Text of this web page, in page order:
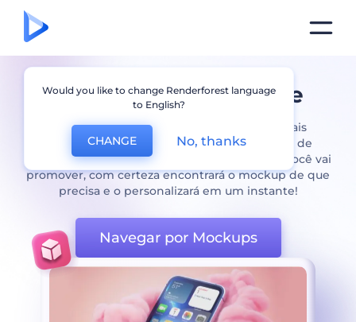
Mockup Gratis Online
Tenha acesso aos modelos de mockups mais
fotorrealistas com a ajuda do nosso gerador de
mockups gratuito. Não importa qual produto você vai
promover, com certeza encontrará o mockup de que
precisa e o personalizará em um instante!
Navegar por Mockups
Would you like to change Renderforest language
to English?
CHANGE No, thanks